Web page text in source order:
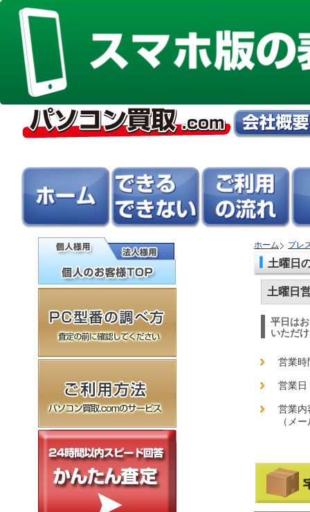
ホーム プレ
土曜日
土曜日
平日は
いただ
営業時
営業日
営業内
（メ